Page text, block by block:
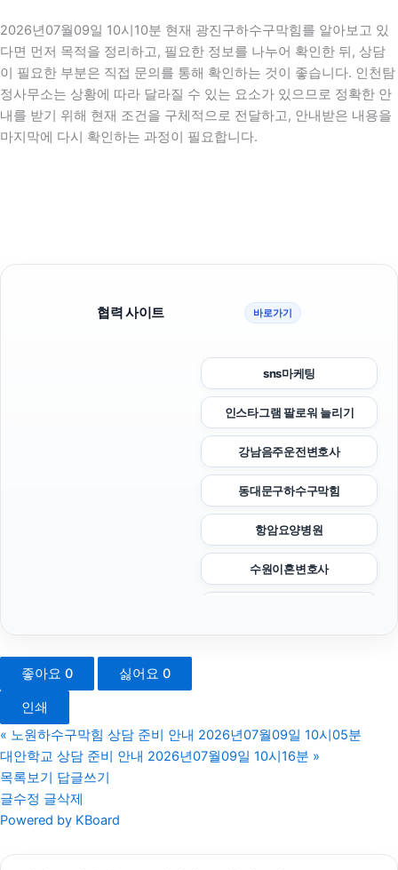
2026년07월09일 10시10분 현재 광진구하수구막힘를 알아보고 있
다면 먼저 목적을 정리하고, 필요한 정보를 나누어 확인한 뒤, 상담
이 필요한 부분은 직접 문의를 통해 확인하는 것이 좋습니다. 인천탐
정사무소는 상황에 따라 달라질 수 있는 요소가 있으므로 정확한 안
내를 받기 위해 현재 조건을 구체적으로 전달하고, 안내받은 내용을
마지막에 다시 확인하는 과정이 필요합니다.
협력 사이트 바로가기
sns마케팅
인스타그램 팔로워 늘리기
강남음주운전변호사
동대문구하수구막힘
항암요양병원
수원이혼변호사
의정부변호사
네이버 검색광고
좋아요 0 싫어요 0
인쇄
« 노원하수구막힘 상담 준비 안내 2026년07월09일 10시05분
대안학교 상담 준비 안내 2026년07월09일 10시16분 »
목록보기
답글쓰기
글수정 글삭제
Powered by KBoard